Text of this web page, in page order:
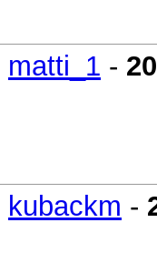
matti_1 -
kubackm -